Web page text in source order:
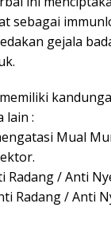
sebagai
gejala
lain :
Mual
Radang / Anti
Radang / Anti